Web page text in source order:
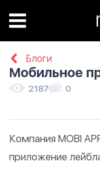
Блоги
Мобильное
2187 0
Компания MOBI
приложение